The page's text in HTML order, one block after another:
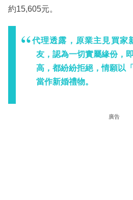
約15,605元。
代理透露，原業主見買家
友，認為一切實屬緣份，
高，都紛紛拒絕，情願以
當作新婚禮物。
廣告